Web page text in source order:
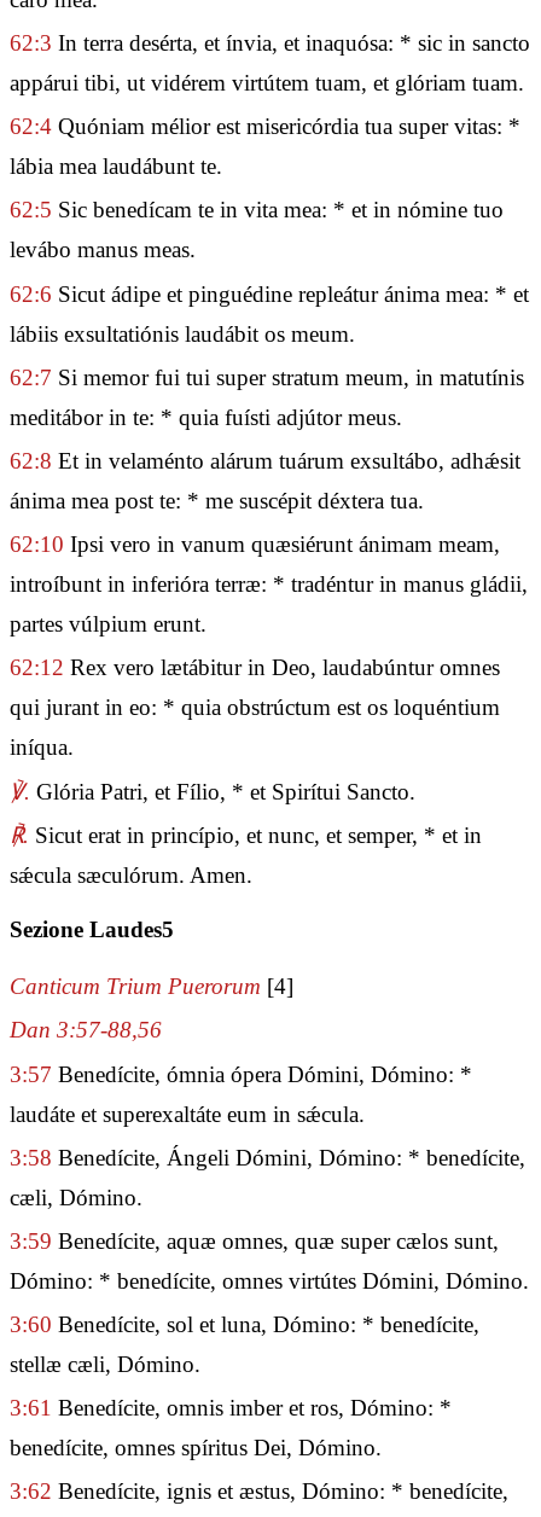
62:3 In terra desérta, et ínvia, et inaquósa: * sic in sancto
appárui tibi, ut vidérem virtútem tuam, et glóriam tuam.
62:4 Quóniam mélior est misericórdia tua super vitas: *
lábia mea laudábunt te.
62:5 Sic benedícam te in vita mea: * et in nómine tuo
levábo manus meas.
62:6 Sicut ádipe et pinguédine repleátur ánima mea: * et
lábiis exsultatiónis laudábit os meum.
62:7 Si memor fui tui super stratum meum, in matutínis
meditábor in te: * quia fuísti adjútor meus.
62:8 Et in velaménto alárum tuárum exsultábo, adhǽsit
ánima mea post te: * me suscépit déxtera tua.
62:10 Ipsi vero in vanum quæsiérunt ánimam meam,
introíbunt in inferióra terræ: * tradéntur in manus gládii,
partes vúlpium erunt.
62:12 Rex vero lætábitur in Deo, laudabúntur omnes
qui jurant in eo: * quia obstrúctum est os loquéntium
iníqua.
℣. Glória Patri, et Fílio, * et Spirítui Sancto.
℟. Sicut erat in princípio, et nunc, et semper, * et in
sǽcula sæculórum. Amen.
Sezione Laudes5
Canticum Trium Puerorum [4]
Dan 3:57-88,56
3:57 Benedícite, ómnia ópera Dómini, Dómino: *
laudáte et superexaltáte eum in sǽcula.
3:58 Benedícite, Ángeli Dómini, Dómino: * benedícite,
cæli, Dómino.
3:59 Benedícite, aquæ omnes, quæ super cælos sunt,
Dómino: * benedícite, omnes virtútes Dómini, Dómino.
3:60 Benedícite, sol et luna, Dómino: * benedícite,
stellæ cæli, Dómino.
3:61 Benedícite, omnis imber et ros, Dómino: *
benedícite, omnes spíritus Dei, Dómino.
3:62 Benedícite, ignis et æstus, Dómino: * benedícite,